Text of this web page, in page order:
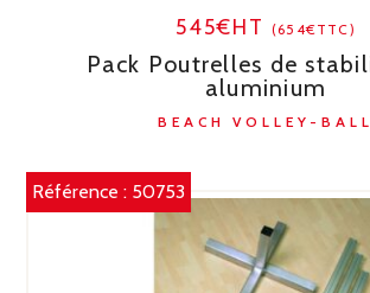
545€HT(654€TTC)
Pack Poutrelles de
aluminium
BEACH VOLLEY-BALL
Référence : 50753